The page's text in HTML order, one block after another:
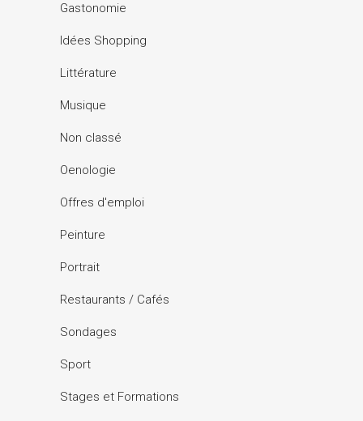
Gastonomie
Idées Shopping
Littérature
Musique
Non classé
Oenologie
Offres d'emploi
Peinture
Portrait
Restaurants / Cafés
Sondages
Sport
Stages et Formations